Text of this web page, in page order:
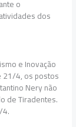
o
dos
e Inovação
21/4, os postos
Nery não
de Tiradentes.